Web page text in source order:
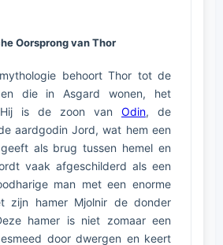
Oorsprong van Thor
behoort Thor tot de
die in Asgard wonen, het
Hij is de zoon van Odin, de
aardgodin Jord, wat hem een
als brug tussen hemel en
vaak afgeschilderd als een
man met een enorme
zijn hamer Mjolnir de donder
hamer is niet zomaar een
door dwergen en keert